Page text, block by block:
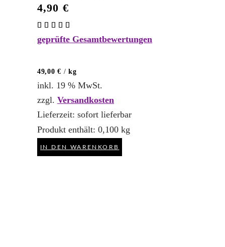
4,90 €
5.00
geprüfte Gesamtbewertungen
49,00€ /kg
inkl. 19 % MwSt.
zzgl. Versandkosten
Lieferzeit: sofort lieferbar
Produkt enthält: 0,100 kg
IN DEN WARENKORB